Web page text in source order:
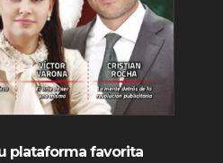
plataforma favorita